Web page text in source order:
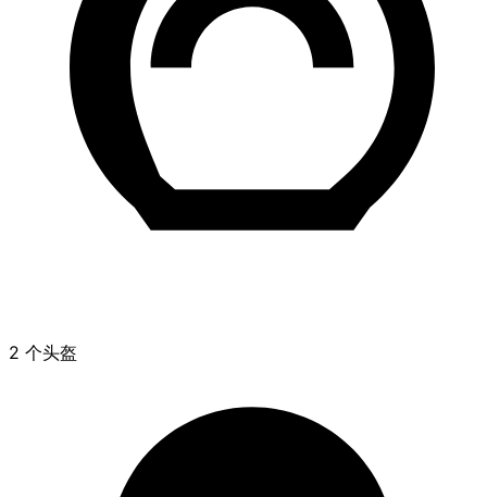
2 个头盔